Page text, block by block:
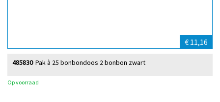
€ 11,16
Pak à 25 bonbondoos 2 bonbon zwart
485830
Op voorraad